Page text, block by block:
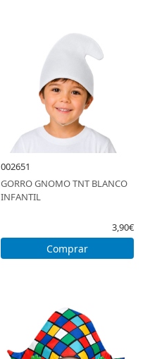
002651
GORRO GNOMO TNT BLANCO
INFANTIL
3,90€
Comprar